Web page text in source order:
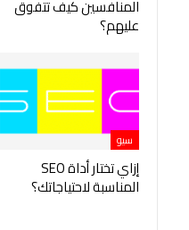
المنافسين كيف تتفوق
عليهم؟
سيو
إزاي تختار أداة SEO
المناسبة لاحتياجاتك؟